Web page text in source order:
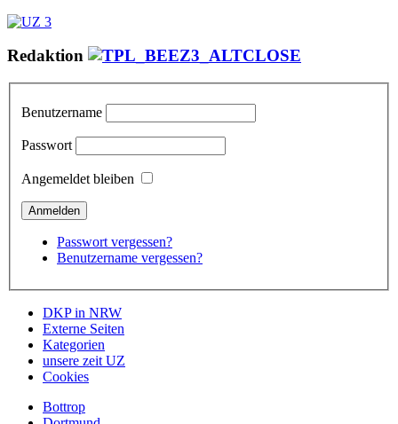
Redaktion
Benutzername
Passwort
Angemeldet bleiben
Passwort vergessen?
Benutzername vergessen?
DKP in NRW
Externe Seiten
Kategorien
unsere zeit UZ
Cookies
Bottrop